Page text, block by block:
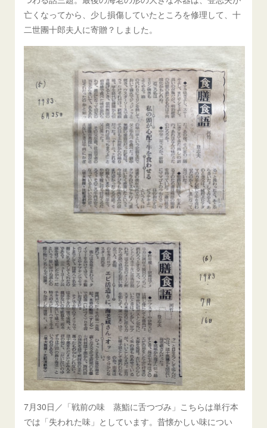
亡くなってから、少し損傷していたところを修理して、十
二世團十郎夫人に寄贈？しました。
7月30日／「戦前の味 蒸鮨に舌つづみ」こちらは単行本
では「失われた味」としています。昔懐かしい味につい